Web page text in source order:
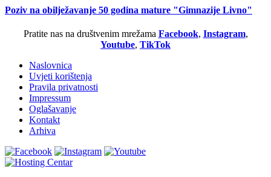
Poziv na obilježavanje 50 godina mature "Gimnazije Livno"
Pratite nas na društvenim mrežama Facebook, Instagram,
Youtube, TikTok
Naslovnica
Uvjeti korištenja
Pravila privatnosti
Impressum
Oglašavanje
Kontakt
Arhiva